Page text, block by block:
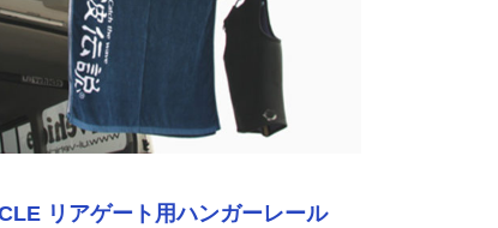
リアゲート用ハンガーレール